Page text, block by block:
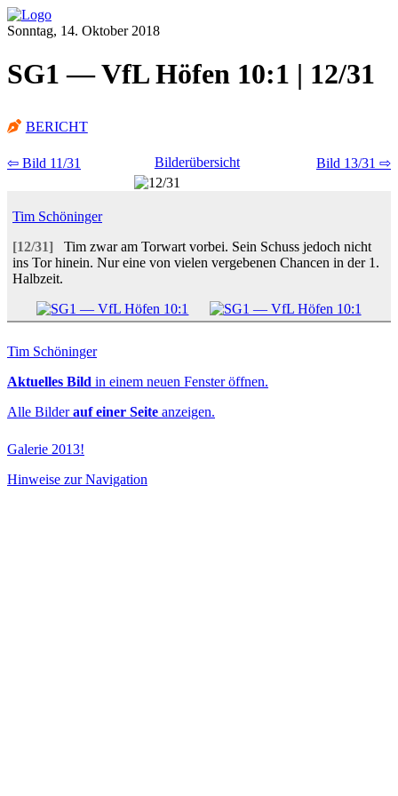
Sonntag, 14. Oktober 2018
SG1 — VfL Höfen 10:1 | 12/31
BERICHT
⇦ Bild 11/31 Bilderübersicht Bild 13/31 ⇨
Tim Schöninger
[12/31]
Tim zwar am Torwart vorbei. Sein Schuss jedoch nicht
ins Tor hinein. Nur eine von vielen vergebenen Chancen in der 1.
Halbzeit.
Tim Schöninger
Aktuelles Bild in einem neuen Fenster öffnen.
Alle Bilderauf einer Seite anzeigen.
Galerie 2013!
Hinweise zur Navigation